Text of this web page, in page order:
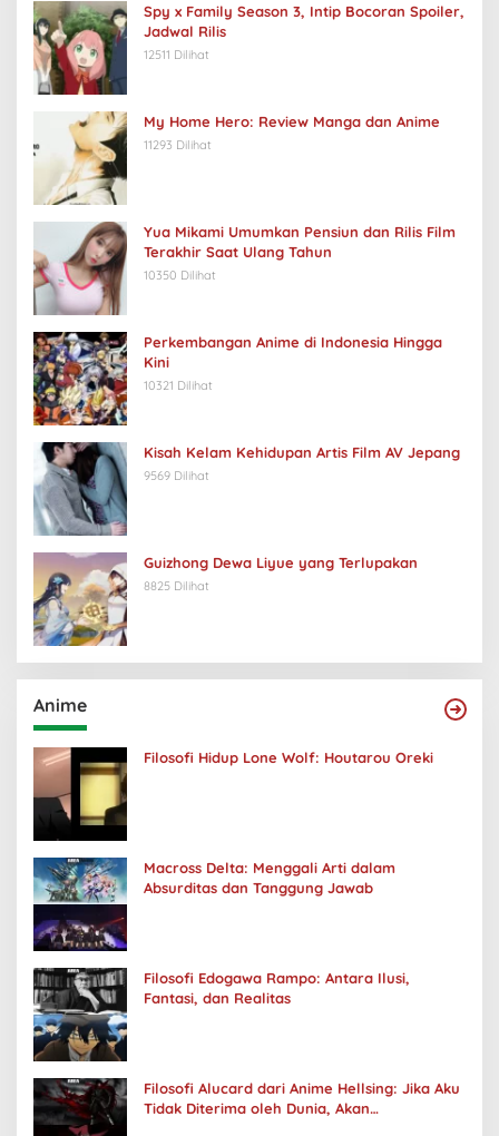
Spy x Family Season 3, Intip Bocoran Spoiler,
Jadwal Rilis
12511 Dilihat
My Home Hero: Review Manga dan Anime
11293 Dilihat
Yua Mikami Umumkan Pensiun dan Rilis Film
Terakhir Saat Ulang Tahun
10350 Dilihat
Perkembangan Anime di Indonesia Hingga
Kini
10321 Dilihat
Kisah Kelam Kehidupan Artis Film AV Jepang
9569 Dilihat
Guizhong Dewa Liyue yang Terlupakan
8825 Dilihat
Anime
Filosofi Hidup Lone Wolf: Houtarou Oreki
Macross Delta: Menggali Arti dalam
Absurditas dan Tanggung Jawab
Filosofi Edogawa Rampo: Antara Ilusi,
Fantasi, dan Realitas
Filosofi Alucard dari Anime Hellsing: Jika Aku
Tidak Diterima oleh Dunia, Akan